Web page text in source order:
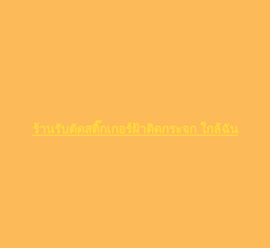
ร้านรับตัดสติ๊กเกอร์ฝ้าติดกระจก ใกล้ฉัน